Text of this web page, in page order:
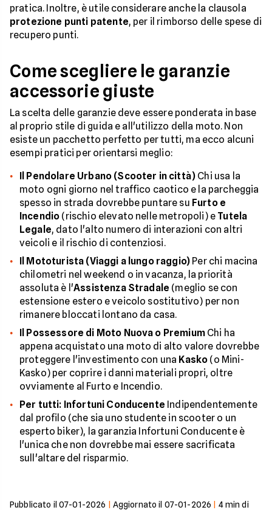
pratica. Inoltre, è utile considerare anche la clausola
protezione punti patente, per il rimborso delle spese di
recupero punti.
Come scegliere le garanzie
accessorie giuste
La scelta delle garanzie deve essere ponderata in base
al proprio stile di guida e all'utilizzo della moto. Non
esiste un pacchetto perfetto per tutti, ma ecco alcuni
esempi pratici per orientarsi meglio:
Il Pendolare Urbano (Scooter in città) Chi usa la
moto ogni giorno nel traffico caotico e la parcheggia
spesso in strada dovrebbe puntare su Furto e
Incendio (rischio elevato nelle metropoli) e Tutela
Legale, dato l'alto numero di interazioni con altri
veicoli e il rischio di contenziosi.
Il Mototurista (Viaggi a lungo raggio) Per chi macina
chilometri nel weekend o in vacanza, la priorità
assoluta è l'Assistenza Stradale (meglio se con
estensione estero e veicolo sostitutivo) per non
rimanere bloccati lontano da casa.
Il Possessore di Moto Nuova o PremiumChi ha
appena acquistato una moto di alto valore dovrebbe
proteggere l'investimento con una Kasko (o Mini-
Kasko) per coprire i danni materiali propri, oltre
ovviamente al Furto e Incendio.
Per tutti: Infortuni Conducente Indipendentemente
dal profilo (che sia uno studente in scooter o un
esperto biker), la garanzia Infortuni Conducente è
l'unica che non dovrebbe mai essere sacrificata
sull'altare del risparmio.
Pubblicato il 07-01-2026 Aggiornato il 07-01-2026 4min di